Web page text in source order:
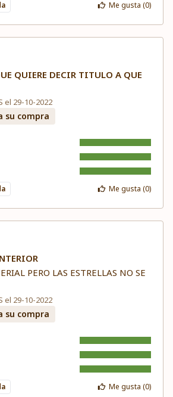
Me gusta (0)
QUIERE DECIR TITULO A QUE
el 29-10-2022
su compra
Me gusta (0)
PERO LAS ESTRELLAS NO SE
el 29-10-2022
su compra
Me gusta (0)